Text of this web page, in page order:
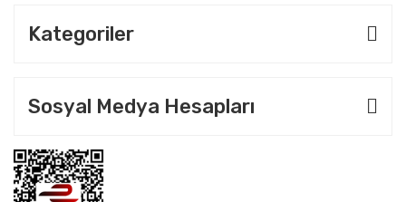
Kategoriler
Sosyal Medya Hesapları